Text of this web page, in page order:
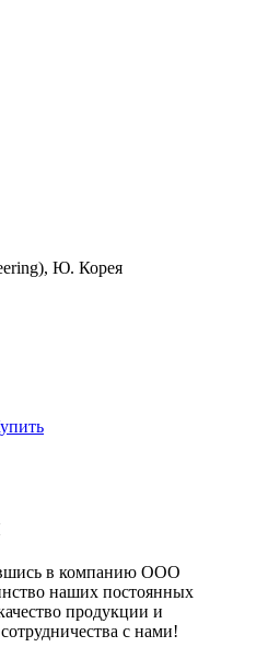
Ю. Корея
в компанию ООО
наших постоянных
продукции и
с нами!